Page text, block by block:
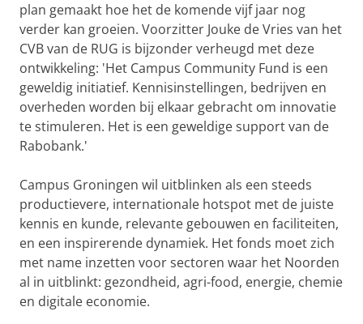
plan gemaakt hoe het de komende vijf jaar nog
verder kan groeien. Voorzitter Jouke de Vries van het
CVB van de RUG is bijzonder verheugd met deze
ontwikkeling: 'Het Campus Community Fund is een
geweldig initiatief. Kennisinstellingen, bedrijven en
overheden worden bij elkaar gebracht om innovatie
te stimuleren. Het is een geweldige support van de
Rabobank.'
Campus Groningen wil uitblinken als een steeds
productievere, internationale hotspot met de juiste
kennis en kunde, relevante gebouwen en faciliteiten,
en een inspirerende dynamiek. Het fonds moet zich
met name inzetten voor sectoren waar het Noorden
al in uitblinkt: gezondheid, agri-food, energie, chemie
en digitale economie.